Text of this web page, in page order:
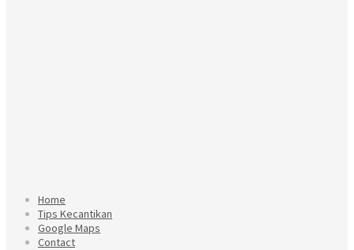
Home
Tips Kecantikan
Google Maps
Contact